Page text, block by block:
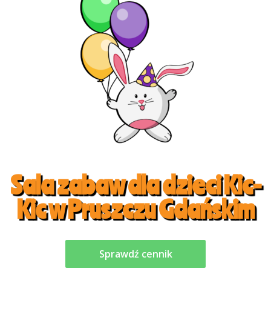
Sala zabaw dla dzieci Kic-
Kic w Pruszczu Gdańskim
Sprawdź cennik